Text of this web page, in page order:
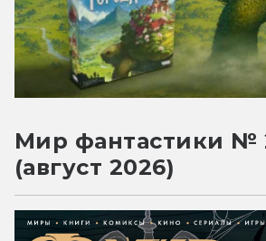
Мир фантастики №
(август 2026)